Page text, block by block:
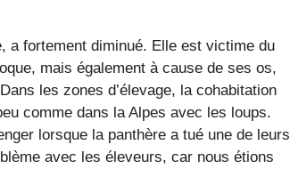
a fortement diminué. Elle est victime du
mais également à cause de ses os,
les zones d’élevage, la cohabitation
comme dans la Alpes avec les loups.
lorsque la panthère a tué une de leurs
avec les éleveurs, car nous étions